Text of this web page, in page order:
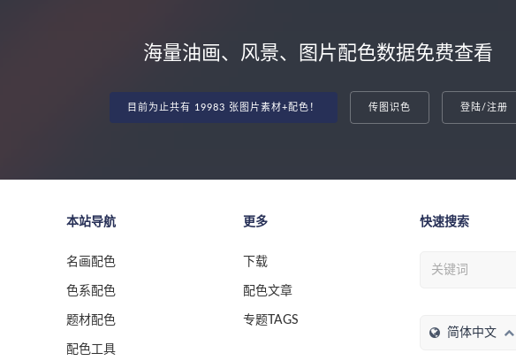
海量油画、风景、图片配色数据免费查看
目前为止共有 19983 张图片素材+配色！ 传图识色 登陆/注册
本站导航
名画配色
色系配色
题材配色
配色工具
更多
下载
配色文章
专题TAGS
快速搜索
简体中文